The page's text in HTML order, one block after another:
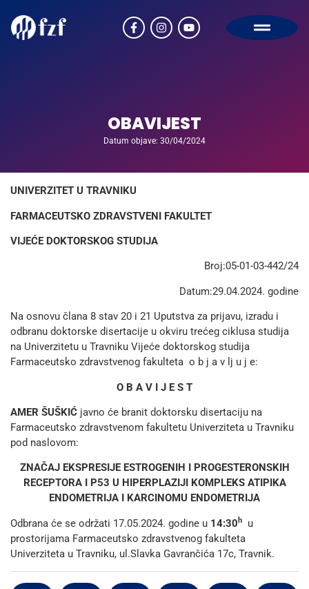
OBAVIJEST
Datum objave: 30/04/2024
UNIVERZITET U TRAVNIKU
FARMACEUTSKO ZDRAVSTVENI FAKULTET
VIJEĆE DOKTORSKOG STUDIJA
Broj:05-01-03-442/24
Datum:29.04.2024. godine
Na osnovu člana 8 stav 20 i 21 Uputstva za prijavu, izradu i
odbranu doktorske disertacije u okviru trećeg ciklusa studija
na Univerzitetu u Travniku Vijeće doktorskog studija
Farmaceutsko zdravstvenog fakulteta o b j a v lj u j e:
O B A V I J E S T
AMER ŠUŠKIĆ javno će branit doktorsku disertaciju na
Farmaceutsko zdravstvenom fakultetu Univerziteta u Travniku
pod naslovom:
ZNAČAJ EKSPRESIJE ESTROGENIH I PROGESTERONSKIH
RECEPTORA I P53 U HIPERPLAZIJI KOMPLEKS ATIPIKA
ENDOMETRIJA I KARCINOMU ENDOMETRIJA
Odbrana će se održati 17.05.2024. godine u 14:30h
u
prostorijama Farmaceutsko zdravstvenog fakulteta
Univerziteta u Travniku, ul.Slavka Gavrančića 17c, Travnik.